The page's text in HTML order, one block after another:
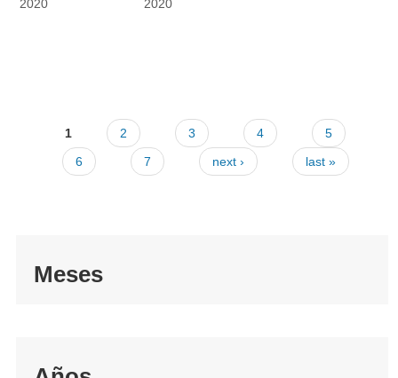
2020
2020
1 2 3 4
5
6
7 next › last »
Meses